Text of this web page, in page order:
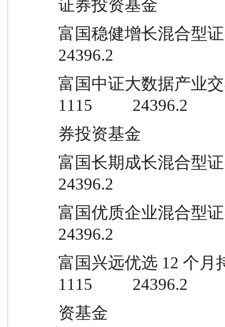
证券投资基金
富国稳健增长混合型
24396.2
富国中证大数据产业
1115          24396.2
券投资基金
富国长期成长混合型
24396.2
富国优质企业混合型
24396.2
富国兴远优选 12 个月
1115          24396.2
资基金